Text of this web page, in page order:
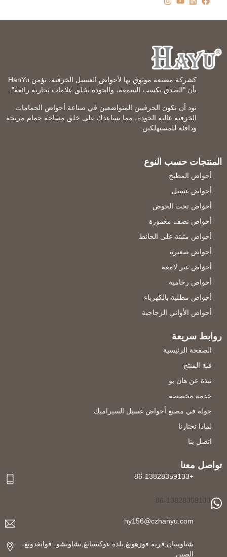
كشركة مصنعة موثوق بها لأحواض الغسيل الخزفية، تؤمن HanYu
بأن "الصدق يكسب السمعة، والجودة تخلق علامات تجارية رائعة".
نود أن نكون الحرفيين المتواضعين في صناعة أحواض الحمامات
الخزفية عالية الجودة، مما يساعدك على خلق مساحة حمام مريحة
ودافئة للمستهلكين.
المنتجات حسب النوع
أحواض المطبخ
أحواض غسيل
أحواض تحت الحوض
أحواض نصف مغمورة
أحواض مثبتة على الحائط
أحواض صغيرة
أحواض غير لامعة
أحواض رخامية
أحواض مطلية بالكهرباء
أحواض الأواني الزجاجية
روابط سريعة
الصفحة الرئيسية
فئة المنتج
نبذة عن هان يو
خدمة مخصصة
جولة في مصنع أحواض غسيل السيراميك
لماذا تختارنا
اتصل بنا
تواصل معنا
+86-13828359133
86-13828359133
hy156@czhanyu.com
شياويبيان,قرية فوزهونغ,بلدة غوكسيانغ,تشاوتشو، قوانغدونغ،
الصين